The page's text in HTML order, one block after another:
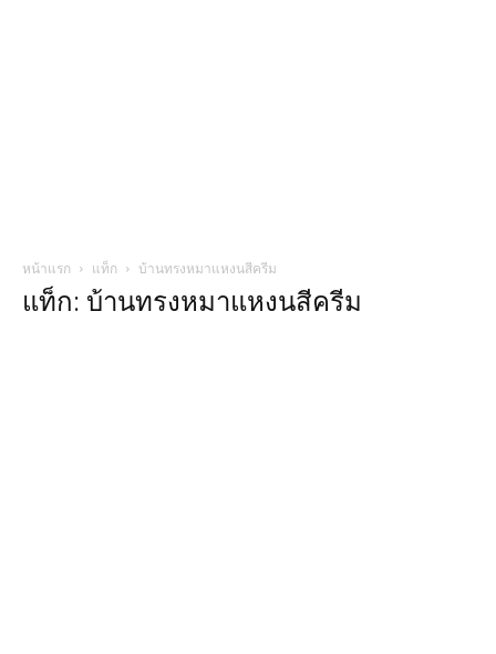
หน้าแรก แท็ก บ้านทรงหมาแหงนสีครีม
แท็ก: บ้านทรงหมาแหงนสีครีม